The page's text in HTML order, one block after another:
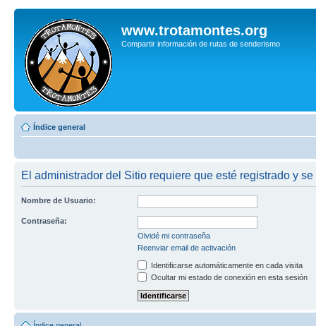
www.trotamontes.org
Compartir información de rutas de senderismo
Índice general
El administrador del Sitio requiere que esté registrado y
Nombre de Usuario:
Contraseña:
Olvidé mi contraseña
Reenviar email de activación
Identificarse automáticamente en cada visita
Ocultar mi estado de conexión en esta sesión